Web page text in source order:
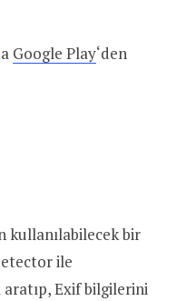
Google Play‘den
kullanılabilecek bir
ile
Exif bilgilerini